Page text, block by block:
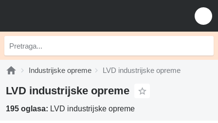
Industrijske opreme LVD industrijske opreme
LVD industrijske opreme
195 oglasa: LVD industrijske opreme